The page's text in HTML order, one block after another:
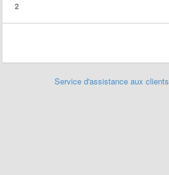
2
Service d'assistance aux clients